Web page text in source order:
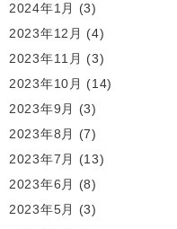
2024年1月
(3)
2023年12月 (4)
2023年11月 (3)
2023年10月 (14)
2023年9月
(3)
2023年8月
(7)
2023年7月
(13)
2023年6月
(8)
2023年5月
(3)